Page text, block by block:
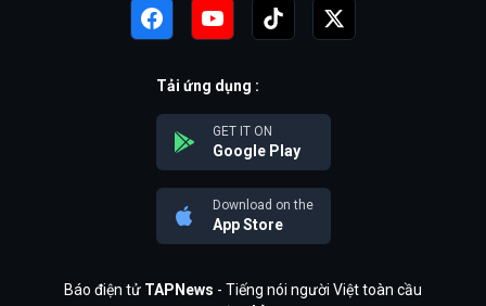
Tải ứng dụng :
GET IT ON
Google Play
Download on the
App Store
Báo điện tử TAPNews - Tiếng nói người Việt toàn cầu